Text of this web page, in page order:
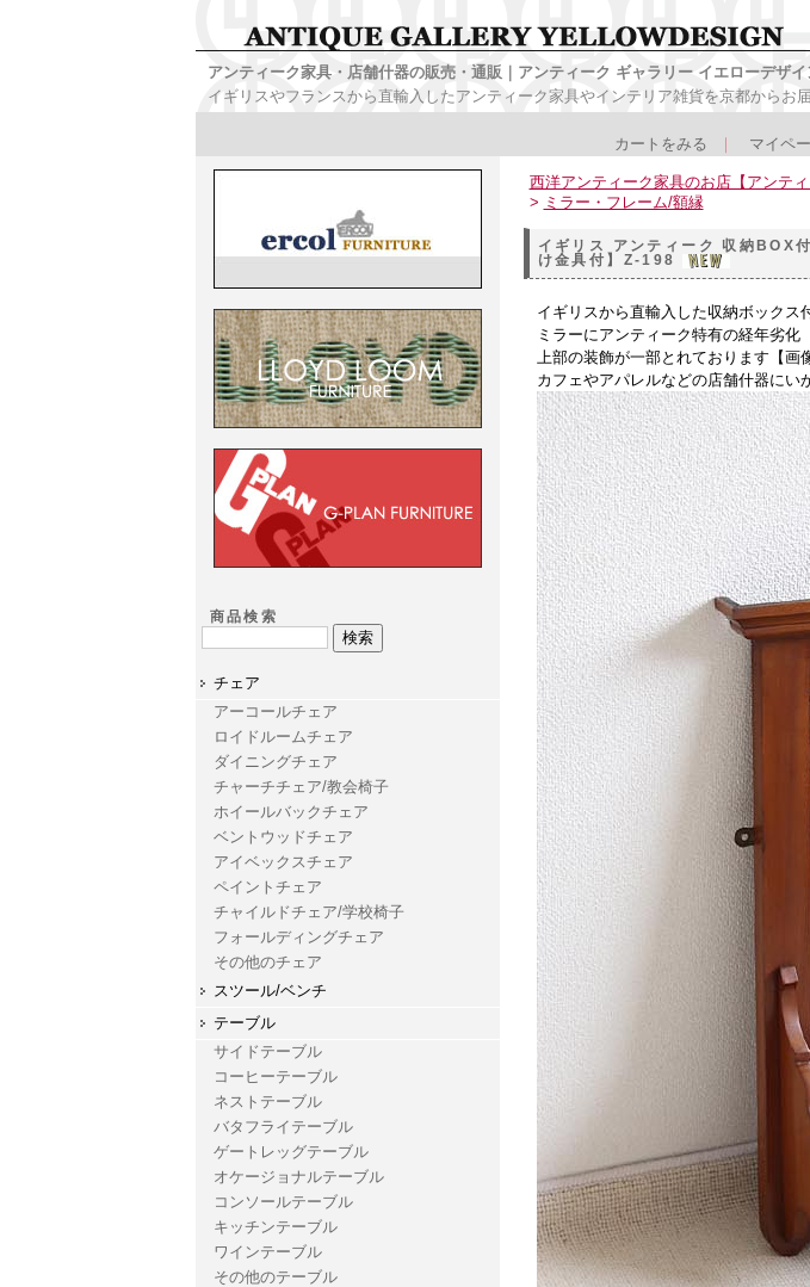
アンティーク家具・店舗什器の販売・通販｜アンティーク ギャラリー イエローデザイ
イギリスやフランスから直輸入したアンティーク家具やインテリア雑貨を京都からお届
カートをみる マイペ
商品検索
チェア
アーコールチェア
ロイドルームチェア
ダイニングチェア
チャーチチェア/教会椅子
ホイールバックチェア
ベントウッドチェア
アイベックスチェア
ペイントチェア
チャイルドチェア/学校椅子
フォールディングチェア
その他のチェア
スツール/ベンチ
テーブル
サイドテーブル
コーヒーテーブル
ネストテーブル
バタフライテーブル
ゲートレッグテーブル
オケージョナルテーブル
コンソールテーブル
キッチンテーブル
ワインテーブル
その他のテーブル
西洋アンティーク家具のお店【アンテ
> ミラー・フレーム/額縁
イギリス アンティーク 収納BOX
け金具付】Z-198
イギリスから直輸入した収納ボックス
ミラーにアンティーク特有の経年劣化
上部の装飾が一部とれております【画
カフェやアパレルなどの店舗什器にい